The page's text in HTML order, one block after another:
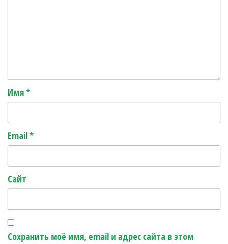
Имя*
Email*
Сайт
Сохранить моё имя, email и адрес сайта в этом